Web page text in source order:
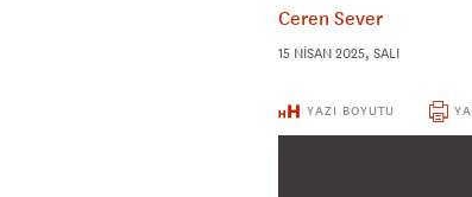
Ceren Sever
15 NISAN 2025, SALI
YAZI BOYUTU